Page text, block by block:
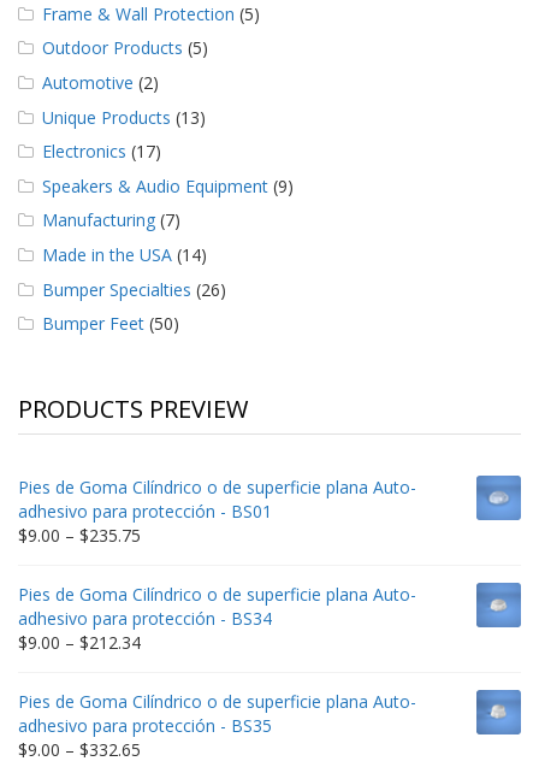
Frame & Wall Protection (5)
Outdoor Products (5)
Automotive (2)
Unique Products (13)
Electronics (17)
Speakers & Audio Equipment (9)
Manufacturing (7)
Made in the USA (14)
Bumper Specialties (26)
Bumper Feet (50)
PRODUCTS PREVIEW
Pies de Goma Cilíndrico o de superficie plana Auto-
adhesivo para protección - BS01
$9.00 – $235.75
$9.00
through
$235.75
Pies de Goma Cilíndrico o de superficie plana Auto-
adhesivo para protección - BS34
$9.00 – $212.34Price
$9.00
through
$212.34
Pies de Goma Cilíndrico o de superficie plana Auto-
adhesivo para protección - BS35
$9.00 – $332.65